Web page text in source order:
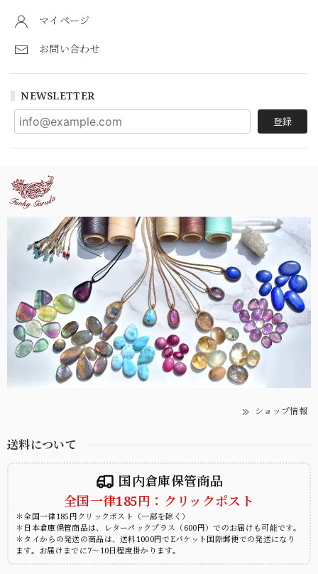
マイページ
お問い合わせ
NEWSLETTER
登録
ショップ情報
送料について
国内倉庫保管商品
全国一律185円：クリックポスト
＊全国一律185円クリックポスト（一部を除く）
＊日本倉庫保管商品は、レターパックプラス（600円）でのお届けも可能です。
＊タイからの発送の商品は、送料1000円でEパケット国際郵便での発送になり
ます。お届けまでに7～10日程度掛かります。